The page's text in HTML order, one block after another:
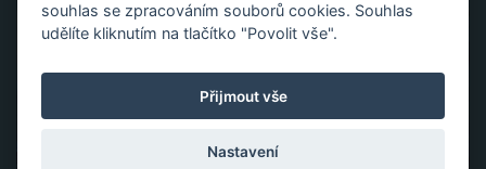
souhlas se zpracováním souborů cookies. Souhlas
udělíte kliknutím na tlačítko "Povolit vše".
Přijmout vše
Nastavení